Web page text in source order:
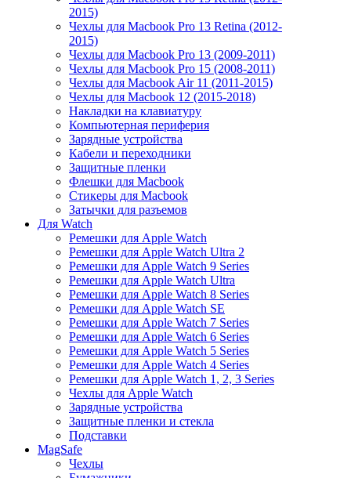
2015)
Чехлы для Macbook Pro 13 Retina (2012-
2015)
Чехлы для Macbook Pro 13 (2009-2011)
Чехлы для Macbook Pro 15 (2008-2011)
Чехлы для Macbook Air 11 (2011-2015)
Чехлы для Macbook 12 (2015-2018)
Накладки на клавиатуру
Компьютерная периферия
Зарядные устройства
Кабели и переходники
Защитные пленки
Флешки для Macbook
Стикеры для Macbook
Затычки для разъемов
Для Watch
Ремешки для Apple Watch
Ремешки для Apple Watch Ultra 2
Ремешки для Apple Watch 9 Series
Ремешки для Apple Watch Ultra
Ремешки для Apple Watch 8 Series
Ремешки для Apple Watch SE
Ремешки для Apple Watch 7 Series
Ремешки для Apple Watch 6 Series
Ремешки для Apple Watch 5 Series
Ремешки для Apple Watch 4 Series
Ремешки для Apple Watch 1, 2, 3 Series
Чехлы для Apple Watch
Зарядные устройства
Защитные пленки и стекла
Подставки
MagSafe
Чехлы